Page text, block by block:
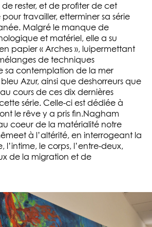
rester, et de profiter de cet
travailler, etterminer sa série
Malgré le manque de
et matériel, elle a su
papier « Arches », luipermettant
de techniques
sa contemplation de la mer
Azur, ainsi que deshorreurs que
cours de ces dix dernières
série. Celle-ci est dédiée à
le rêve y a pris fin.Nagham
coeur de la matérialité notre
à l’altérité, en interrogeant la
l’intime, le corps, l’entre-deux,
de la migration et de